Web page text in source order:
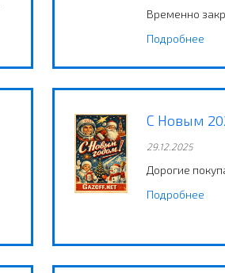
Временно
Подробнее
С Новым
29.12.2025
Дорогие
Подробнее